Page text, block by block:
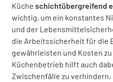
Küche schichtübergreifend
wichtig, um ein konstantes
und der
die Arbeitssicherheit für die
gewährleisten und Kosten
Küchenbetrieb hilft auch
Zwischenfälle zu verhindern,